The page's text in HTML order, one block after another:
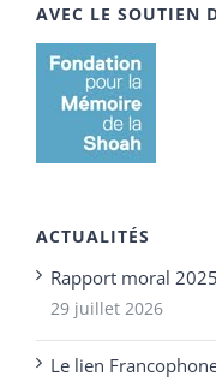
AVEC LE SOUTIEN
ACTUALITÉS
Rapport moral 2025
29 juillet 2026
Le lien